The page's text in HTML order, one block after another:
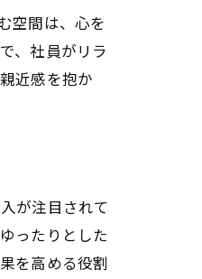
空間は、心を
、社員がリラ
近感を抱か
が注目されて
ったりとした
を高める役割